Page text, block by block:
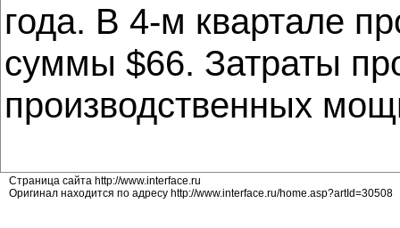
года. В 4-м квартале
суммы $66. Затраты
производственных
Страница сайта http://www.interface.ru
Оригинал находится по адресу http://www.interface.ru/home.asp?artId=30508